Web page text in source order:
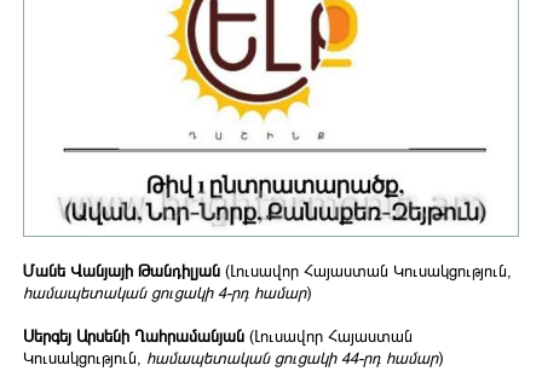
Մանե Վանյայի Թանդիլյան (Լուսավոր Հայաստան Կուսակցություն,
համապետական ցուցակի 4-րդ համար)
Սերգեյ Արսենի Ղահրամանյան (Լուսավոր Հայաստան
Կուսակցություն, համապետական ցուցակի 44-րդ համար)